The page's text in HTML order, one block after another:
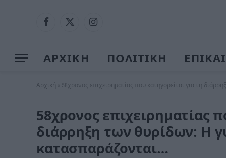
Facebook
X
Instagram
ΑΡΧΙΚΗ ΠΟΛΙΤΙΚΗ
Αρχική 58χρονος επιχειρηματίας που κατηγορείται για τη
58χρονος επιχειρηματίας
διάρρηξη των θυρίδων: Η
κατασπαράζονται…